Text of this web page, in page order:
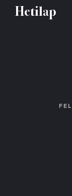
Hetilap